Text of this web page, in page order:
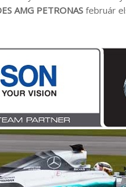
AMG PETRONASfebruár